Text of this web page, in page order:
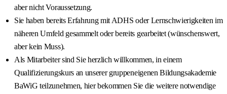
aber nicht Voraussetzung.
Sie haben bereits Erfahrung mit ADHS oder Lernschwierigkeiten im
näheren Umfeld gesammelt oder bereits gearbeitet (wünschenswert,
aber kein Muss).
Als Mitarbeiter sind Sie herzlich willkommen, in einem
Qualifizierungskurs an unserer gruppeneigenen Bildungsakademie
BaWiG teilzunehmen, hier bekommen Sie die weitere notwendige